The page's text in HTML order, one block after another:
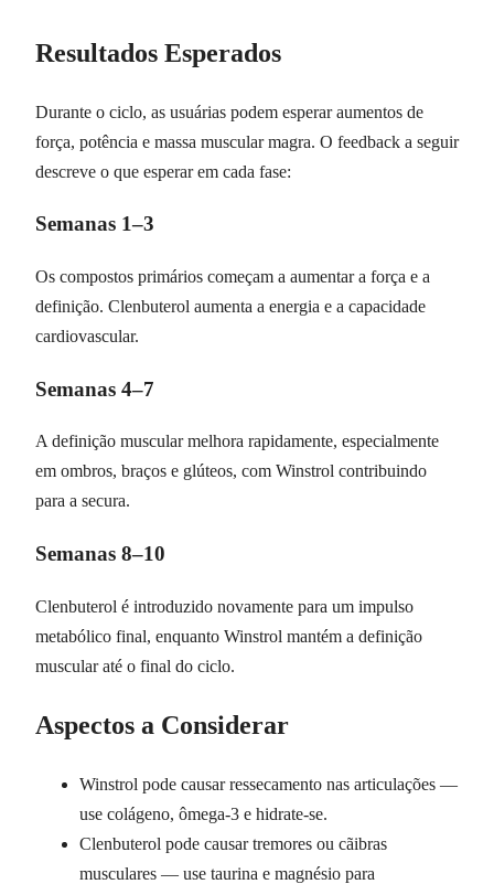
Resultados Esperados
Durante o ciclo, as usuárias podem esperar aumentos de
força, potência e massa muscular magra. O feedback a seguir
descreve o que esperar em cada fase:
Semanas 1–3
Os compostos primários começam a aumentar a força e a
definição. Clenbuterol aumenta a energia e a capacidade
cardiovascular.
Semanas 4–7
A definição muscular melhora rapidamente, especialmente
em ombros, braços e glúteos, com Winstrol contribuindo
para a secura.
Semanas 8–10
Clenbuterol é introduzido novamente para um impulso
metabólico final, enquanto Winstrol mantém a definição
muscular até o final do ciclo.
Aspectos a Considerar
Winstrol pode causar ressecamento nas articulações —
use colágeno, ômega-3 e hidrate-se.
Clenbuterol pode causar tremores ou cãibras
musculares — use taurina e magnésio para